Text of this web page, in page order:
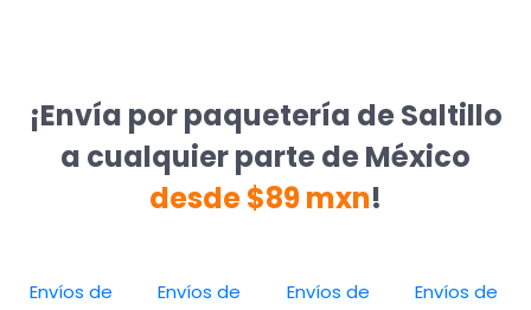
¡Envía por paquetería de Saltillo
a cualquier parte de México
desde $89 mxn!
Envíos de
Envíos de
Envíos de
Envíos de